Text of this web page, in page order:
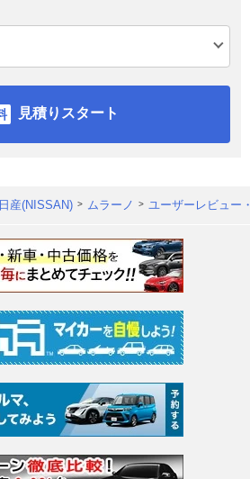
見積りスタート
日産(NISSAN) ムラーノ ユーザーレビュー